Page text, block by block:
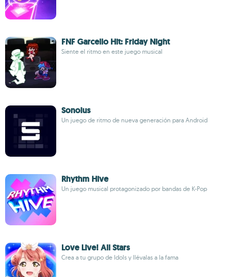
FNF Garcello Hit: Friday Night
Siente el ritmo en este juego musical
Sonolus
Un juego de ritmo de nueva generación para Android
Rhythm Hive
Un juego musical protagonizado por bandas de K-Pop
Love Live! All Stars
Crea a tu grupo de Idols y llévalas a la fama